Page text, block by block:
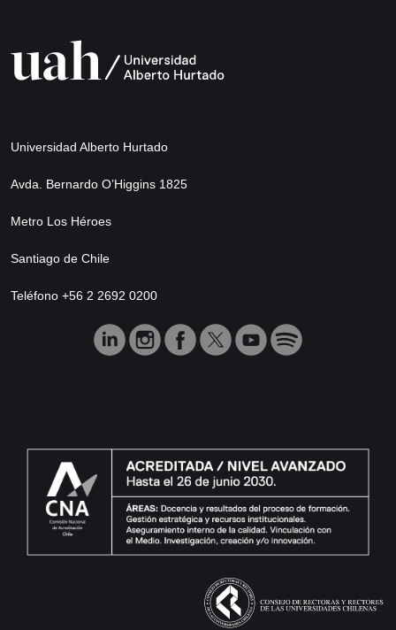
Universidad Alberto Hurtado
Avda. Bernardo O’Higgins 1825
Metro Los Héroes
Santiago de Chile
Teléfono +56 2 2692 0200